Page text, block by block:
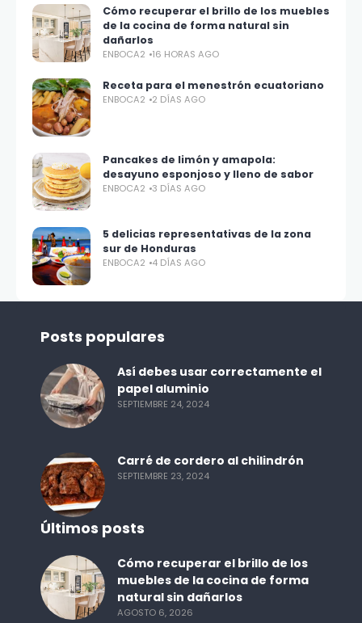
Cómo recuperar el brillo de los muebles
de la cocina de forma natural sin
dañarlos
ENBOCA2 16 HORAS AGO
Receta para el menestrón ecuatoriano
ENBOCA2 2 DÍAS AGO
Pancakes de limón y amapola:
desayuno esponjoso y lleno de sabor
ENBOCA2 3 DÍAS AGO
5 delicias representativas de la zona
sur de Honduras
ENBOCA2 4 DÍAS AGO
Posts populares
Así debes usar correctamente el
papel aluminio
SEPTIEMBRE 24, 2024
Carré de cordero al chilindrón
SEPTIEMBRE 23, 2024
Últimos posts
Cómo recuperar el brillo de los
muebles de la cocina de forma
natural sin dañarlos
AGOSTO 6, 2026